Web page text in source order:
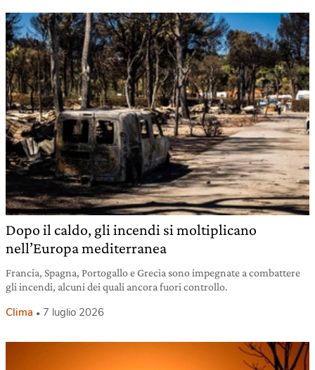
Dopo il caldo, gli incendi si moltiplicano
nell’Europa mediterranea
Francia, Spagna, Portogallo e Grecia sono impegnate a combattere
gli incendi, alcuni dei quali ancora fuori controllo.
Clima 7 luglio 2026